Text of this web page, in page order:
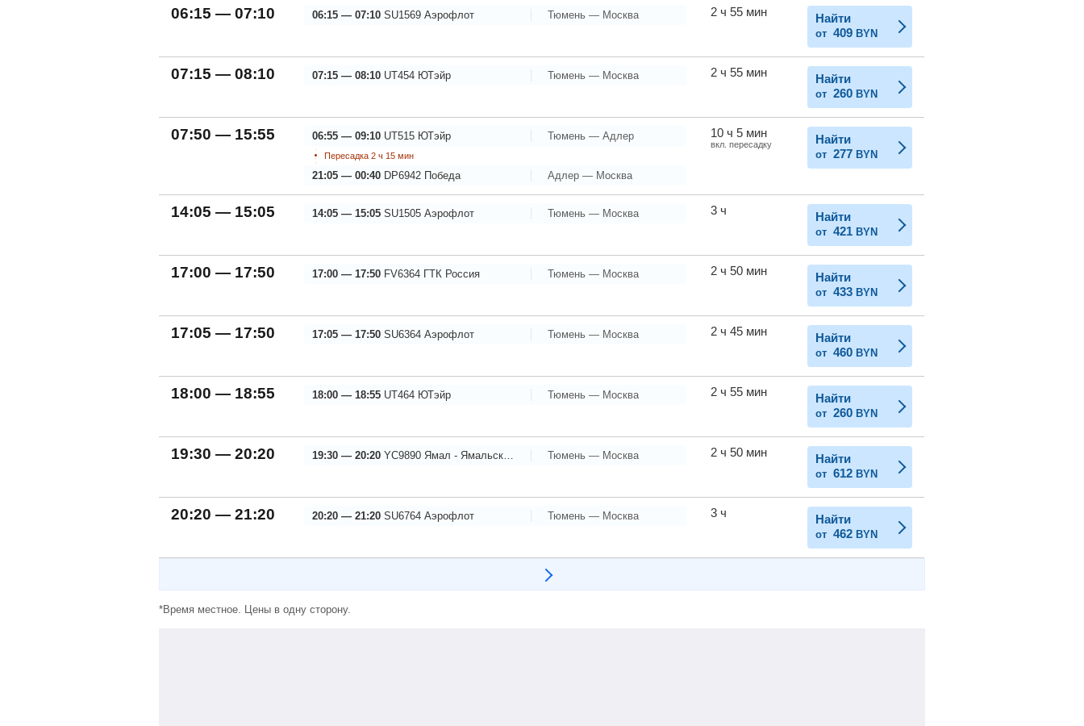
06:15 — 07:10 06:15 — 07:10 SU1569 Аэрофлот Тюмень — Москва 2 ч 55 мин Найти
от 409 BYN
07:15 — 08:10 07:15 — 08:10 UT454 ЮТэйр Тюмень — Москва 2 ч 55 мин Найти
от 260 BYN
07:50 — 15:55 06:55 — 09:10 UT515 ЮТэйр Тюмень — Адлер
Пересадка 2 ч 15 мин
21:05 — 00:40 DP6942 Победа Адлер — Москва
10 ч 5 мин
вкл. пересадку Найти
от 277 BYN
14:05 — 15:05 14:05 — 15:05 SU1505 Аэрофлот Тюмень — Москва 3 ч Найти
от 421 BYN
17:00 — 17:50 17:00 — 17:50 FV6364 ГТК Россия Тюмень — Москва 2 ч 50 мин Найти
от 433 BYN
17:05 — 17:50 17:05 — 17:50 SU6364 Аэрофлот Тюмень — Москва 2 ч 45 мин Найти
от 460 BYN
18:00 — 18:55 18:00 — 18:55 UT464 ЮТэйр Тюмень — Москва 2 ч 55 мин Найти
от 260 BYN
19:30 — 20:20 19:30 — 20:20 YC9890 Ямал - Ямальские авиалинии Тюмень — Москва 2 ч 50 мин Найти
от 612 BYN
20:20 — 21:20 20:20 — 21:20 SU6764 Аэрофлот Тюмень — Москва 3 ч Найти
от 462 BYN
*Время местное. Цены в одну сторону.